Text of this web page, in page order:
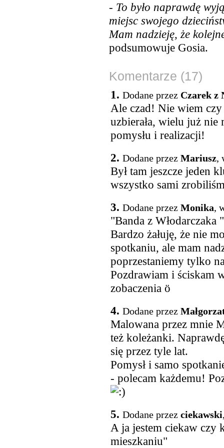
- To było naprawdę
miejsc swojego
Mam nadzieję, że
podsumowuje Gosia.
Komentarze (17)
1. Dodane przez Czarek z
Ale czad! Nie wiem czy
uzbierała, wielu już nie
pomysłu i realizacji!
2. Dodane przez Mariusz,
Był tam jeszcze jeden
wszystko sami
3. Dodane przez Monika,
"Banda z
Bardzo żałuję, że nie
spotkaniu, ale mam
poprzestaniemy tylko
Pozdrawiam i ściskam
zobaczenia ö
4. Dodane przez
Malowana przez mnie
też koleżanki.
się przez tyle lat.
Pomysł i samo
- polecam każdemu!
5. Dodane przez ciekawski
A ja jestem ciekaw czy
mieszkaniu"